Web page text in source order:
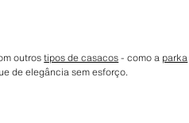
outrostipos de casacos- como a parka
de elegância sem esforço.